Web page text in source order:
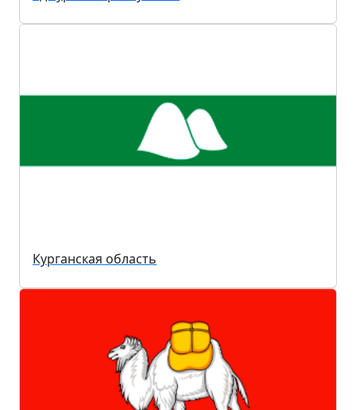
Курганская область